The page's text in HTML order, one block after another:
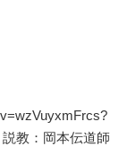
教：岡本伝道師